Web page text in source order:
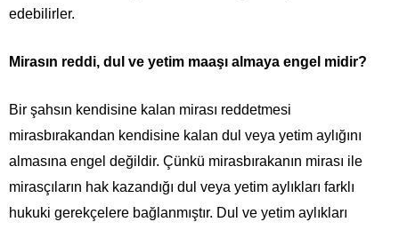
edebilirler.
Mirasın reddi, dul ve yetim maaşı almaya engel midir?
Bir şahsın kendisine kalan mirası reddetmesi
mirasbırakandan kendisine kalan dul veya yetim aylığını
almasına engel değildir. Çünkü mirasbırakanın mirası ile
mirasçıların hak kazandığı dul veya yetim aylıkları farklı
hukuki gerekçelere bağlanmıştır. Dul ve yetim aylıkları